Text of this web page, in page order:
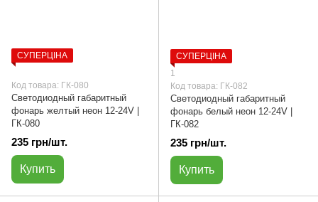
СУПЕРЦІНА
Код товара: ГК-080
Светодиодный габаритный
фонарь желтый неон 12-24V |
ГК-080
235 грн/шт.
Купить
СУПЕРЦІНА
1
Код товара: ГК-082
Светодиодный габаритный
фонарь белый неон 12-24V |
ГК-082
235 грн/шт.
Купить